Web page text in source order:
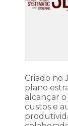
Criado no
plano
alcançar
custos e